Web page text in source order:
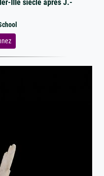
IIIe siècle après J.-